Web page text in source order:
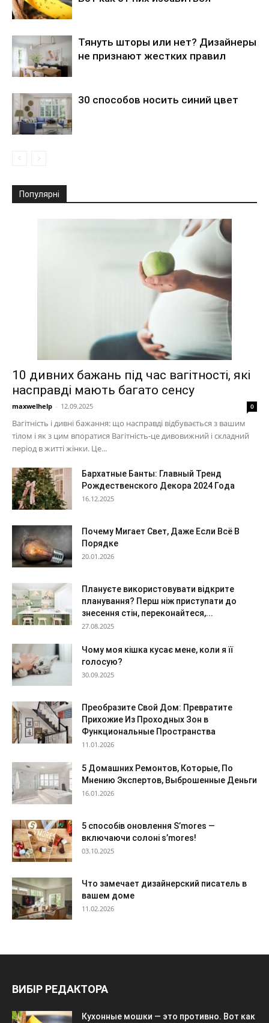
Тянуть шторы или нет? Дизайнеры
не признают жестких правил
30 способов носить синий цвет
Популярні
10 дивних бажань під час вагітності, які
насправді мають багато сенсу
maxwelhelp - 12.09.2025 0
Вагітність і дивні бажання: що насправді відбувається з вашим
тілом і як з цим впоратися Вагітність-це дивовижний і складний
період в житті жінки. Це...
Бархатные Банты: Главный Тренд
Рождественского Декора 2024 Года
16.12.2025
Почему Мигает Свет, Даже Если Всё В
Порядке
20.01.2026
Плануєте використовувати відкрите
планування? Перш ніж приступати до
знесення стін, переконайтеся,...
27.08.2025
Чому моя кішка кусає мене, коли я її
голосую?
30.09.2025
Преобразите Свой Дом: Превратите
Прихожие Из Проходных Зон в
Функциональные Пространства
11.01.2026
5 Домашних Ремонтов, Которые, По
Мнению Экспертов, Выброшенные Деньги
16.01.2026
5 способів оновлення S’mores —
включаючи солоні s’mores!
03.10.2025
Что замечает дизайнерский писатель в
вашем доме
11.02.2026
ВИБІР РЕДАКТОРА
Кухонные мошки — это противно. Вот как